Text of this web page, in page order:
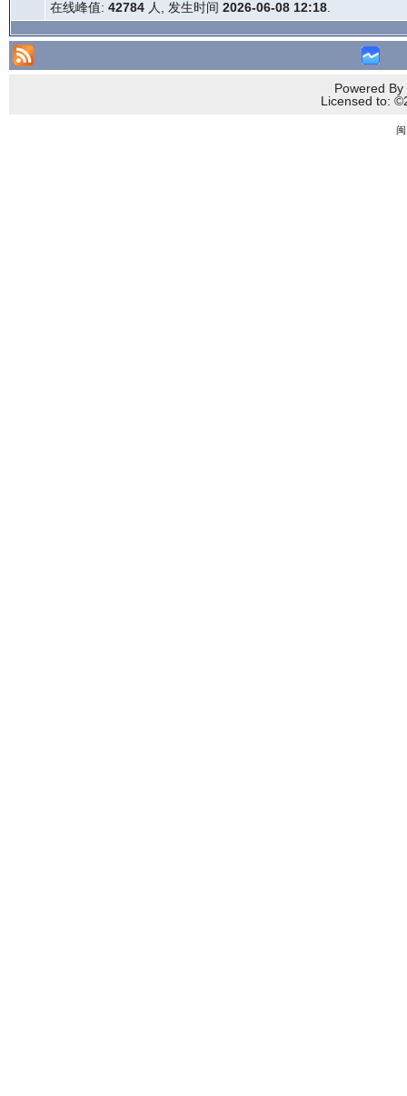
在线峰值: 42784人, 发生时间 2026-06-08 12:18.
Powered
Licensed to: